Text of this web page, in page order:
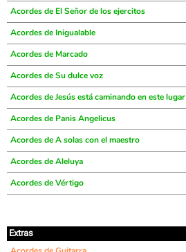
Acordes de El Señor de los ejercitos
Acordes de Inigualable
Acordes de Marcado
Acordes de Su dulce voz
Acordes de Jesús está caminando en este lugar
Acordes de Panis Angelicus
Acordes de A solas con el maestro
Acordes de Aleluya
Acordes de Vértigo
Extras